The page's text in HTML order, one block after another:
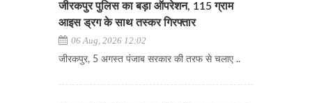
जीरकपुर पुलिस का बड़ा ऑपरेशन, 115 ग्राम
आइस ड्रग के साथ तस्कर गिरफ्तार
06 Aug, 2026 12:02
जीरकपुर, 5 अगस्त पंजाब सरकार की तरफ से चलाए ..